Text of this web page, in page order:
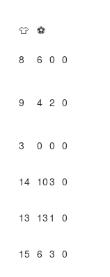
👕 ⚽
8 6 0 0
9 4 2 0
3 0 0 0
14 103 0
13 13 1 0
15 6 3 0